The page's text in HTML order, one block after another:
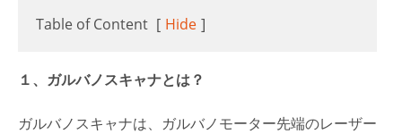
Table of Content [ Hide ]
１、ガルバノスキャナとは？
ガルバノスキャナは、ガルバノモーター先端のレーザー